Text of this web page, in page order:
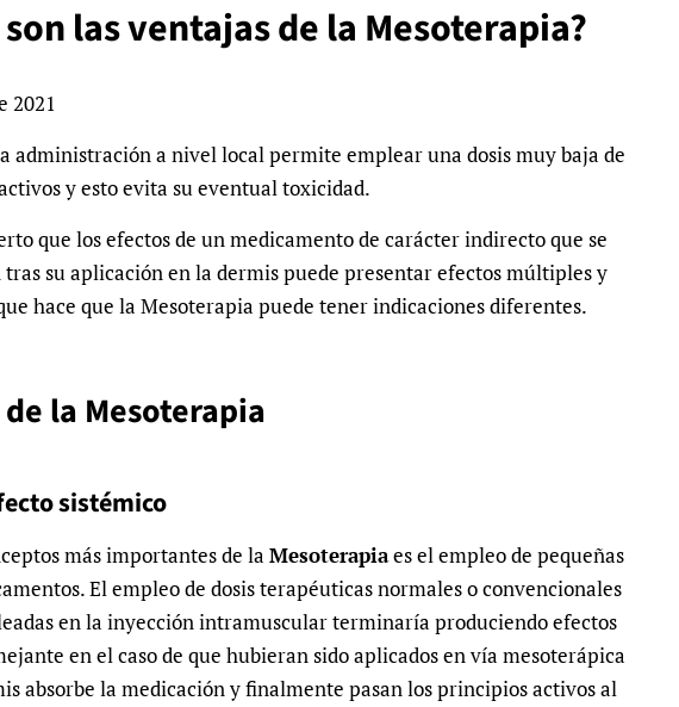
son las ventajas de la Mesoterapia?
2021
administración a nivel local permite emplear una dosis muy baja de
y esto evita su eventual toxicidad.
que los efectos de un medicamento de carácter indirecto que se
tras su aplicación en la dermis puede presentar efectos múltiples y
hace que la Mesoterapia puede tener indicaciones diferentes.
la Mesoterapia
sistémico
más importantes de la Mesoterapiaes el empleo de pequeñas
El empleo de dosis terapéuticas normales o convencionales
en la inyección intramuscular terminaría produciendo efectos
en el caso de que hubieran sido aplicados en vía mesoterápica
absorbe la medicación y finalmente pasan los principios activos al